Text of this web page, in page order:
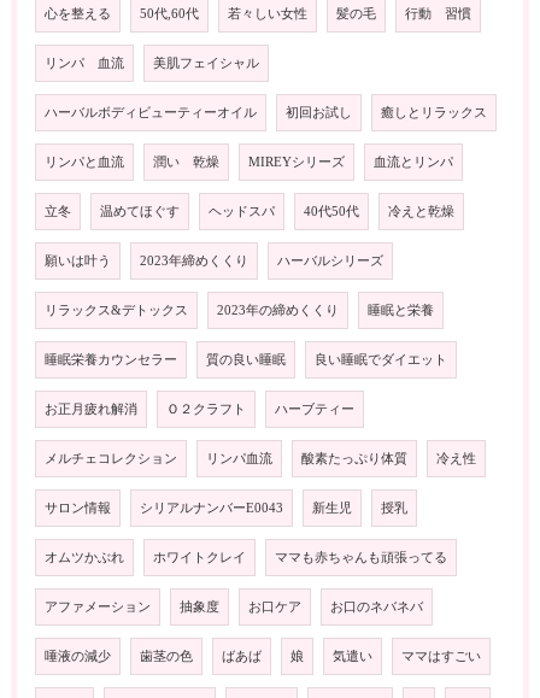
心を整える 50代,60代 若々しい女性 髪の毛 行動 習慣
リンパ 血流 美肌フェイシャル
ハーバルボディビューティーオイル 初回お試し 癒しとリラックス
リンパと血流 潤い 乾燥 MIREYシリーズ 血流とリンパ
立冬 温めてほぐす ヘッドスパ 40代50代 冷えと乾燥
願いは叶う 2023年締めくくり ハーバルシリーズ
リラックス&デトックス 2023年の締めくくり 睡眠と栄養
睡眠栄養カウンセラー 質の良い睡眠 良い睡眠でダイエット
お正月疲れ解消 Ｏ２クラフト ハーブティー
メルチェコレクション リンパ血流 酸素たっぷり体質 冷え性
サロン情報 シリアルナンバーE0043 新生児 授乳
オムツかぶれ ホワイトクレイ ママも赤ちゃんも頑張ってる
アファメーション 抽象度 お口ケア お口のネバネバ
唾液の減少 歯茎の色 ばあば 娘 気遣い ママはすごい